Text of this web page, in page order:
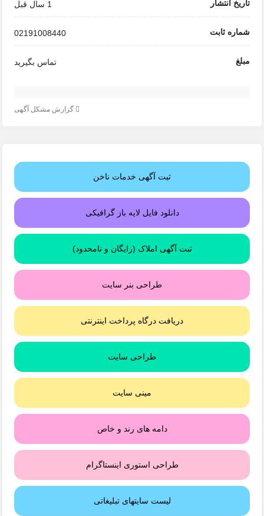
تاریخ انتشار 1 سال قبل
شماره ثابت 02191008440
مبلغ تماس بگیرید
گزارش مشکل آگهی
ثبت آگهی خدمات ناخن
دانلود فایل لایه باز گرافیکی
ثبت آگهی املاک (رایگان و نامحدود)
طراحی بنر سایت
دریافت درگاه پرداخت اینترنتی
طراحی سایت
مینی سایت
دامه های رند و خاص
طراحی استوری اینستاگرام
لیست سایتهای تبلیغاتی